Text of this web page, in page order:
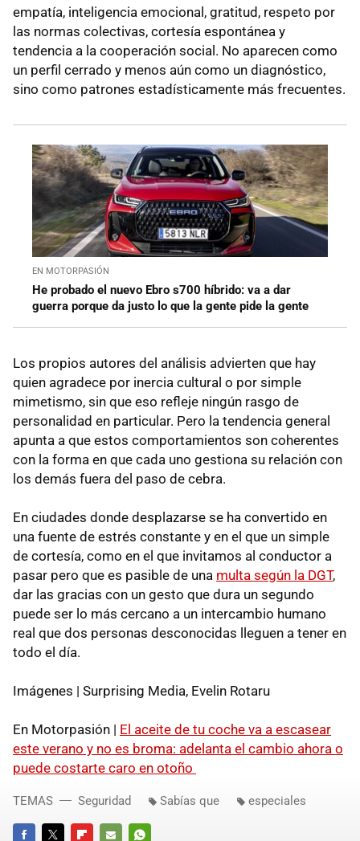
empatía, inteligencia emocional, gratitud, respeto por
las normas colectivas, cortesía espontánea y
tendencia a la cooperación social. No aparecen como
un perfil cerrado y menos aún como un diagnóstico,
sino como patrones estadísticamente más frecuentes.
EN MOTORPASIÓN
He probado el nuevo Ebro s700 híbrido: va a dar
guerra porque da justo lo que la gente pide la gente
Los propios autores del análisis advierten que hay
quien agradece por inercia cultural o por simple
mimetismo, sin que eso refleje ningún rasgo de
personalidad en particular. Pero la tendencia general
apunta a que estos comportamientos son coherentes
con la forma en que cada uno gestiona su relación con
los demás fuera del paso de cebra.
En ciudades donde desplazarse se ha convertido en
una fuente de estrés constante y en el que un simple
de cortesía, como en el que invitamos al conductor a
pasar pero que es pasible de una multa según la DGT,
dar las gracias con un gesto que dura un segundo
puede ser lo más cercano a un intercambio humano
real que dos personas desconocidas lleguen a tener en
todo el día.
Imágenes | Surprising Media, Evelin Rotaru
En Motorpasión | El aceite de tu coche va a escasear
este verano y no es broma: adelanta el cambio ahora o
puede costarte caro en otoño
TEMAS Seguridad Sabías que especiales